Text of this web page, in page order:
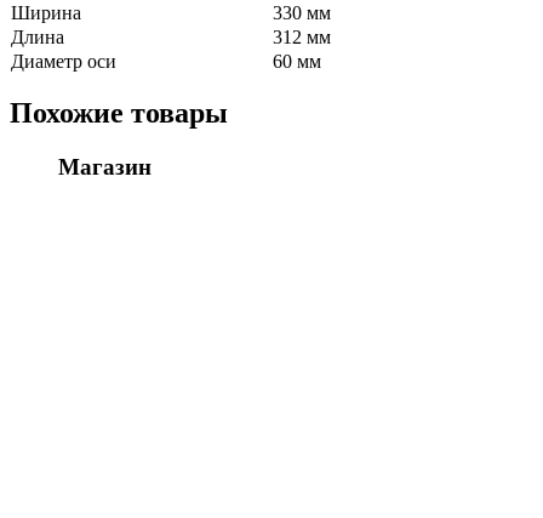
Ширина
330 мм
Длина
312 мм
Диаметр оси
60 мм
Похожие товары
Магазин